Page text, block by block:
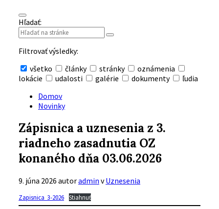
Hľadať:
Filtrovať výsledky:
všetko
články stránky
oznámenia
lokácie
udalosti galérie dokumenty ľudia
vyhľadávanie
Domov
Novinky
Zápisnica a uznesenia z 3.
riadneho zasadnutia OZ
konaného dňa 03.06.2026
9. júna 2026 autoradmin vUznesenia
Zapisnica_3-2026 Stiahnuť